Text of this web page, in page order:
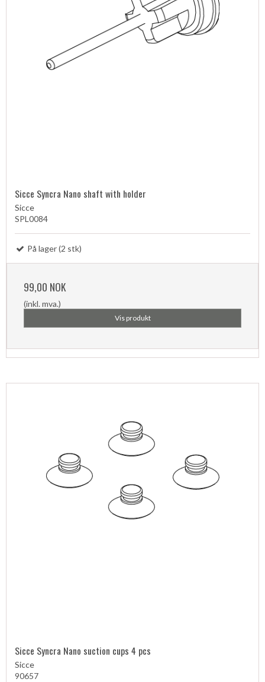
Sicce Syncra Nano shaft with holder
Sicce
SPL0084
På lager (2 stk)
99,00 NOK
(inkl. mva.)
Vis produkt
Sicce Syncra Nano suction cups 4 pcs
Sicce
90657